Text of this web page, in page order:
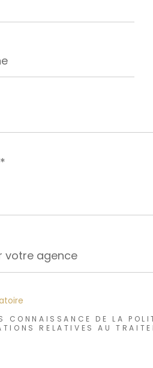
votre agence
CONNAISSANCE DE LA
RELATIVES AU